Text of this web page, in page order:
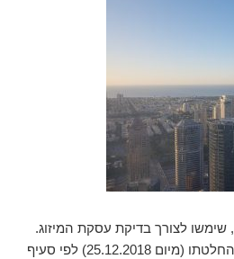
לצורך בדיקת עסקת המיזוג.
בית הדין לתחרות נעתר בהחלטתו (מיום 25.12.2018) לפי סעיף